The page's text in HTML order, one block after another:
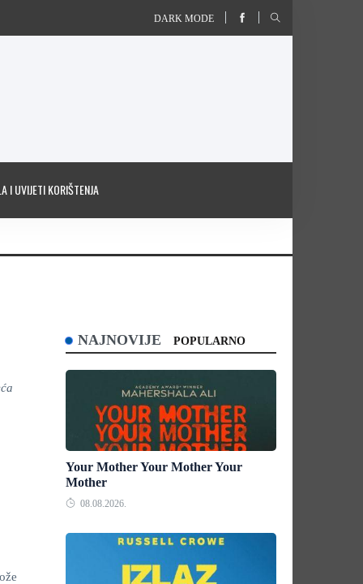
DARK MODE
I UVIJETI KORIŠTENJA
NAJNOVIJE POPULARNO
Your Mother Your Mother Your
Mother
08.08.2026.